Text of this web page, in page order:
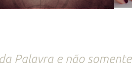
Palavra e não somente